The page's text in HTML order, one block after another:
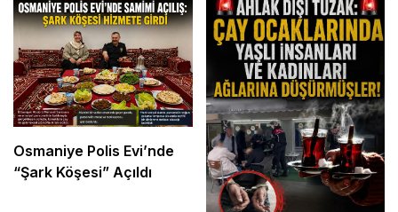
Osmaniye Polis Evi’nde
“Şark Köşesi” Açıldı